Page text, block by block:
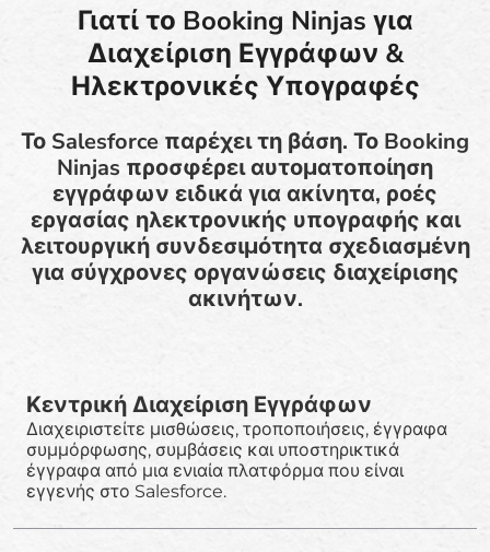
Γιατί το Booking Ninjas για
Διαχείριση Εγγράφων &
Ηλεκτρονικές Υπογραφές
Το Salesforce παρέχει τη βάση. Το Booking
Ninjas προσφέρει αυτοματοποίηση
εγγράφων ειδικά για ακίνητα, ροές
εργασίας ηλεκτρονικής υπογραφής και
λειτουργική συνδεσιμότητα σχεδιασμένη
για σύγχρονες οργανώσεις διαχείρισης
ακινήτων.
Κεντρική Διαχείριση Εγγράφων
Διαχειριστείτε μισθώσεις, τροποποιήσεις, έγγραφα
συμμόρφωσης, συμβάσεις και υποστηρικτικά
έγγραφα από μια ενιαία πλατφόρμα που είναι
εγγενής στο Salesforce.